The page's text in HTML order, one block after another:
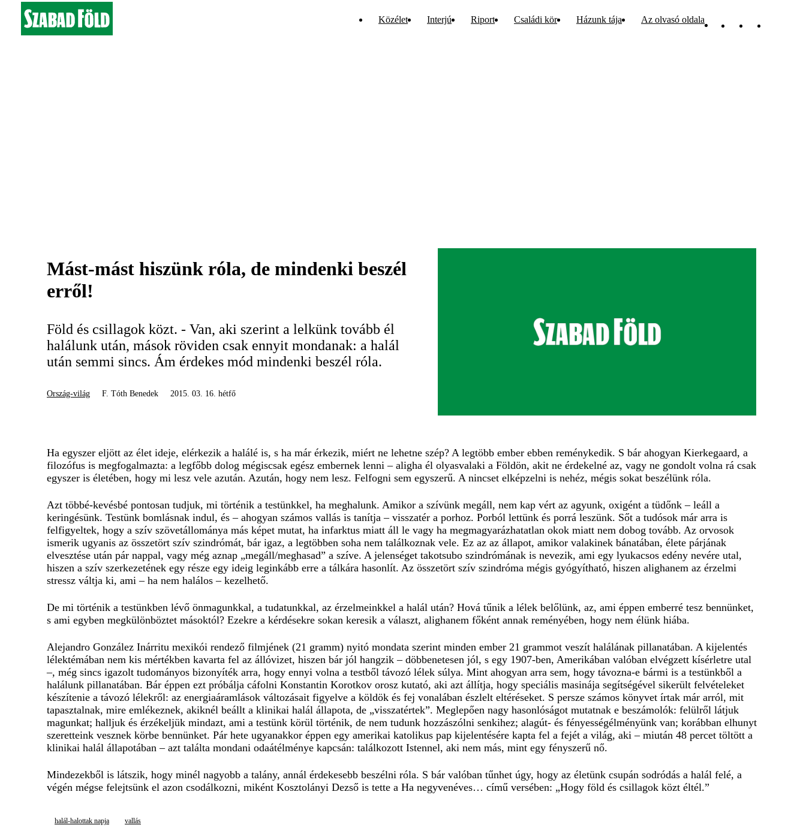
Közélet Interjú Riport Családi kör Házunk tája Az olvasó oldala
Mást-mást hiszünk róla, de mindenki beszél
erről!
Föld és csillagok közt. - Van, aki szerint a lelkünk tovább él
halálunk után, mások röviden csak ennyit mondanak: a halál
után semmi sincs. Ám érdekes mód mindenki beszél róla.
Ország-világ F. Tóth Benedek 2015. 03. 16. hétfő
Ha egyszer eljött az élet ideje, elérkezik a halálé is, s ha már érkezik, miért ne lehetne szép? A legtöbb ember ebben reménykedik. S bár ahogyan Kierkegaard, a
filozófus is megfogalmazta: a legfőbb dolog mégiscsak egész embernek lenni – aligha él olyasvalaki a Földön, akit ne érdekelné az, vagy ne gondolt volna rá csak
egyszer is életében, hogy mi lesz vele azután. Azután, hogy nem lesz. Felfogni sem egyszerű. A nincset elképzelni is nehéz, mégis sokat beszélünk róla.
Azt többé-kevésbé pontosan tudjuk, mi történik a testünkkel, ha meghalunk. Amikor a szívünk megáll, nem kap vért az agyunk, oxigént a tüdőnk – leáll a
keringésünk. Testünk bomlásnak indul, és – ahogyan számos vallás is tanítja – visszatér a porhoz. Porból lettünk és porrá leszünk. Sőt a tudósok már arra is
felfigyeltek, hogy a szív szövetállománya más képet mutat, ha infarktus miatt áll le vagy ha megmagyarázhatatlan okok miatt nem dobog tovább. Az orvosok
ismerik ugyanis az összetört szív szindrómát, bár igaz, a legtöbben soha nem találkoznak vele. Ez az az állapot, amikor valakinek bánatában, élete párjának
elvesztése után pár nappal, vagy még aznap „megáll/meghasad” a szíve. A jelenséget takotsubo szindrómának is nevezik, ami egy lyukacsos edény nevére utal,
hiszen a szív szerkezetének egy része egy ideig leginkább erre a tálkára hasonlít. Az összetört szív szindróma mégis gyógyítható, hiszen alighanem az érzelmi
stressz váltja ki, ami – ha nem halálos – kezelhető.
De mi történik a testünkben lévő önmagunkkal, a tudatunkkal, az érzelmeinkkel a halál után? Hová tűnik a lélek belőlünk, az, ami éppen emberré tesz bennünket,
s ami egyben megkülönböztet másoktól? Ezekre a kérdésekre sokan keresik a választ, alighanem főként annak reményében, hogy nem élünk hiába.
Alejandro González Inárritu mexikói rendező filmjének (21 gramm) nyitó mondata szerint minden ember 21 grammot veszít halálának pillanatában. A kijelentés
lélektémában nem kis mértékben kavarta fel az állóvizet, hiszen bár jól hangzik – döbbenetesen jól, s egy 1907-ben, Amerikában valóban elvégzett kísérletre utal
–, még sincs igazolt tudományos bizonyíték arra, hogy ennyi volna a testből távozó lélek súlya. Mint ahogyan arra sem, hogy távozna-e bármi is a testünkből a
halálunk pillanatában. Bár éppen ezt próbálja cáfolni Konstantin Korotkov orosz kutató, aki azt állítja, hogy speciális masinája segítségével sikerült felvételeket
készítenie a távozó lélekről: az energiaáramlások változásait figyelve a köldök és fej vonalában észlelt eltéréseket. S persze számos könyvet írtak már arról, mit
tapasztalnak, mire emlékeznek, akiknél beállt a klinikai halál állapota, de „visszatértek”. Meglepően nagy hasonlóságot mutatnak e beszámolók: felülről látjuk
magunkat; halljuk és érzékeljük mindazt, ami a testünk körül történik, de nem tudunk hozzászólni senkihez; alagút- és fényességélményünk van; korábban elhunyt
szeretteink vesznek körbe bennünket. Pár hete ugyanakkor éppen egy amerikai katolikus pap kijelentésére kapta fel a fejét a világ, aki – miután 48 percet töltött a
klinikai halál állapotában – azt találta mondani odaátélménye kapcsán: találkozott Istennel, aki nem más, mint egy fényszerű nő.
Mindezekből is látszik, hogy minél nagyobb a talány, annál érdekesebb beszélni róla. S bár valóban tűnhet úgy, hogy az életünk csupán sodródás a halál felé, a
végén mégse felejtsünk el azon csodálkozni, miként Kosztolányi Dezső is tette a Ha negyvenéves… című versében: „Hogy föld és csillagok közt éltél.”
halál-halottak napja vallás